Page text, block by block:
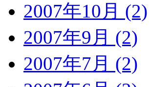
2007年10月 (2)
2007年9月 (2)
2007年7月 (2)